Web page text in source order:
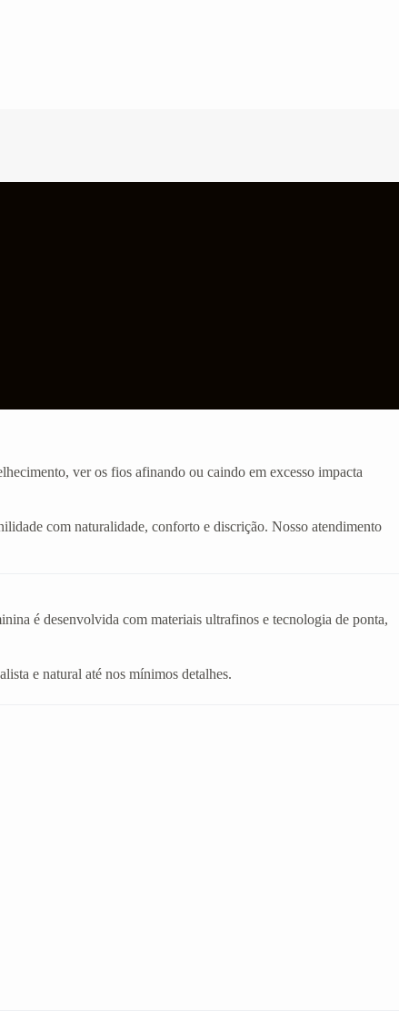
ver os fios afinando ou caindo em excesso impacta
com naturalidade, conforto e discrição. Nosso atendimento
é desenvolvida com materiais ultrafinos e tecnologia de ponta,
e natural até nos mínimos detalhes.